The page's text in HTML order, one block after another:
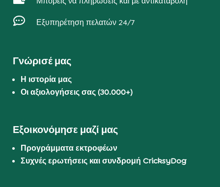
 Εξυπηρέτηση πελατών 24/7
Γνώρισέ μας
Η ιστορία μας
Οι αξιολογήσεις σας (30.000+)
Εξοικονόμησε μαζί μας
Προγράμματα εκτροφέων
Συχνές ερωτήσεις και συνδρομή CricksyDog